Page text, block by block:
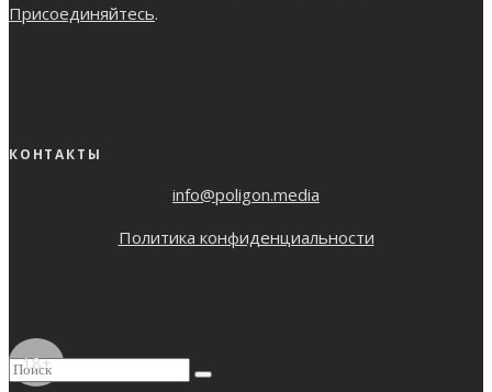
Присоединяйтесь.
КОНТАКТЫ
info@poligon.media
Политика конфиденциальности
18+